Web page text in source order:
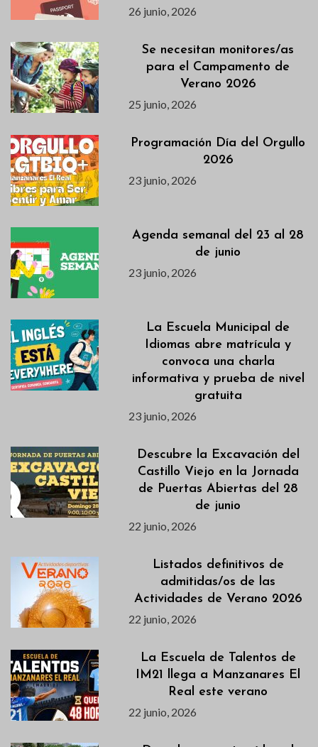
26 junio, 2026
Se necesitan monitores/as
para el Campamento de
Verano 2026
25 junio, 2026
Programación Día del Orgullo
2026
23 junio, 2026
Agenda semanal del 23 al 28
de junio
23 junio, 2026
La Escuela Municipal de
Idiomas abre matrícula y
convoca una charla
informativa y prueba de nivel
gratuita
23 junio, 2026
Descubre la Excavación del
Castillo Viejo en la Jornada
de Puertas Abiertas del 28
de junio
22 junio, 2026
Listados definitivos de
admitidas/os de las
Actividades de Verano 2026
22 junio, 2026
La Escuela de Talentos de
IM21 llega a Manzanares El
Real este verano
22 junio, 2026